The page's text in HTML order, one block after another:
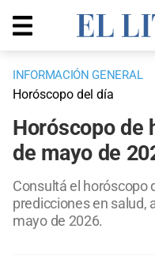
INFORMACIÓN GENERAL
Horóscopo del día
Horóscopo de
de mayo de
Consultá el horóscopo
predicciones en salud,
mayo de 2026.